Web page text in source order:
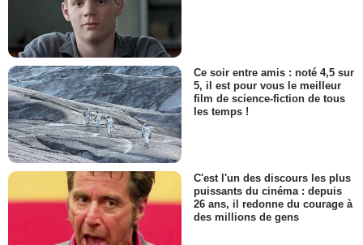
Ce soir entre amis : noté 4,5 sur
5, il est pour vous le meilleur
film de science-fiction de tous
les temps !
C'est l'un des discours les plus
puissants du cinéma : depuis
26 ans, il redonne du courage à
des millions de gens